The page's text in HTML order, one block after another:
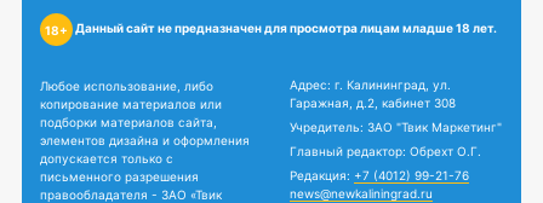
18+ Данный сайт не предназначен для просмотра лицам младше 18 лет.
Любое использование, либо
копирование материалов или
подборки материалов сайта,
элементов дизайна и оформления
допускается только с
письменного разрешения
правообладателя - ЗАО «Твик
Адрес: г. Калининград, ул.
Гаражная, д.2, кабинет 308
Учредитель: ЗАО "Твик Маркетинг"
Главный редактор: Обрехт О.Г.
Редакция: +7 (4012) 99-21-76
news@newkaliningrad.ru